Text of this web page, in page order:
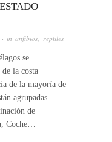
· in anfibios, reptiles
se
la costa
de la mayoría de
agrupadas
de
Coche…